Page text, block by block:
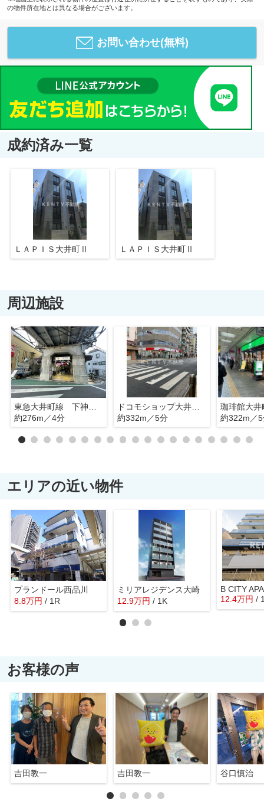
の物件所在地とは異なる場合がございます。
お問い合わせ(無料)
成約済み一覧
ＬＡＰＩＳ大井町Ⅱ ＬＡＰＩＳ大井町Ⅱ
周辺施設
約276m／4分
ドコモショップ大井町店
約332m／5分
珈琲館大井
約322m／
エリアの近い物件
プランドール西品川
8.8万円 / 1R
ミリアレジデンス大崎
12.9万円 / 1K 12.4万円 /
お客様の声
吉田教一 吉田教一 谷口慎治